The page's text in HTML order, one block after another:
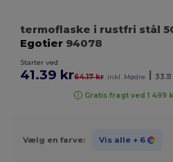
termoflaske i rustfri stål
Egotier 94078
Starter ved
41.39 kr64.17 kr inkl. Mødre
Gratis fragt ved 1 499
Vælg en farve: Vis alle + 6